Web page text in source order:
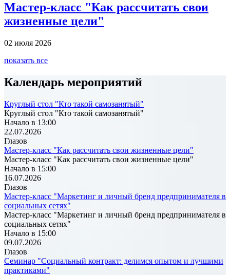
Мастер-класс "Как рассчитать свои
жизненные цели"
02 июля 2026
показать все
Календарь мероприятий
Круглый стол "Кто такой самозанятый"
Круглый стол "Кто такой самозанятый"
Начало в 13:00
22.07.2026
Глазов
Мастер-класс "Как рассчитать свои жизненные цели"
Мастер-класс "Как рассчитать свои жизненные цели"
Начало в 15:00
16.07.2026
Глазов
Мастер-класс "Маркетинг и личный бренд предпринимателя в
социальных сетях"
Мастер-класс "Маркетинг и личный бренд предпринимателя в
социальных сетях"
Начало в 15:00
09.07.2026
Глазов
Семинар "Социальный контракт: делимся опытом и лучшими
практиками"